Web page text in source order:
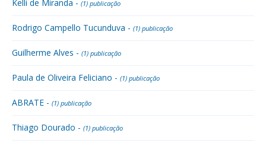
Kelli de Miranda - (1) publicação
Rodrigo Campello Tucunduva - (1) publicação
Guilherme Alves - (1) publicação
Paula de Oliveira Feliciano - (1) publicação
ABRATE - (1) publicação
Thiago Dourado - (1) publicação